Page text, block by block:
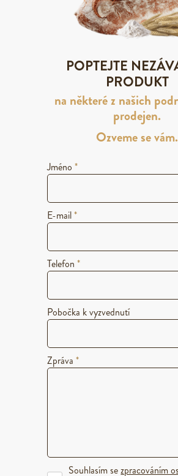
POPTEJTE
PRODUKT
na některé z našich
prodejen.
Ozveme se vám.
Jméno *
E-mail*
Telefon *
Pobočka k vyzvednutí
Zpráva *
Souhlasím sezpracováním